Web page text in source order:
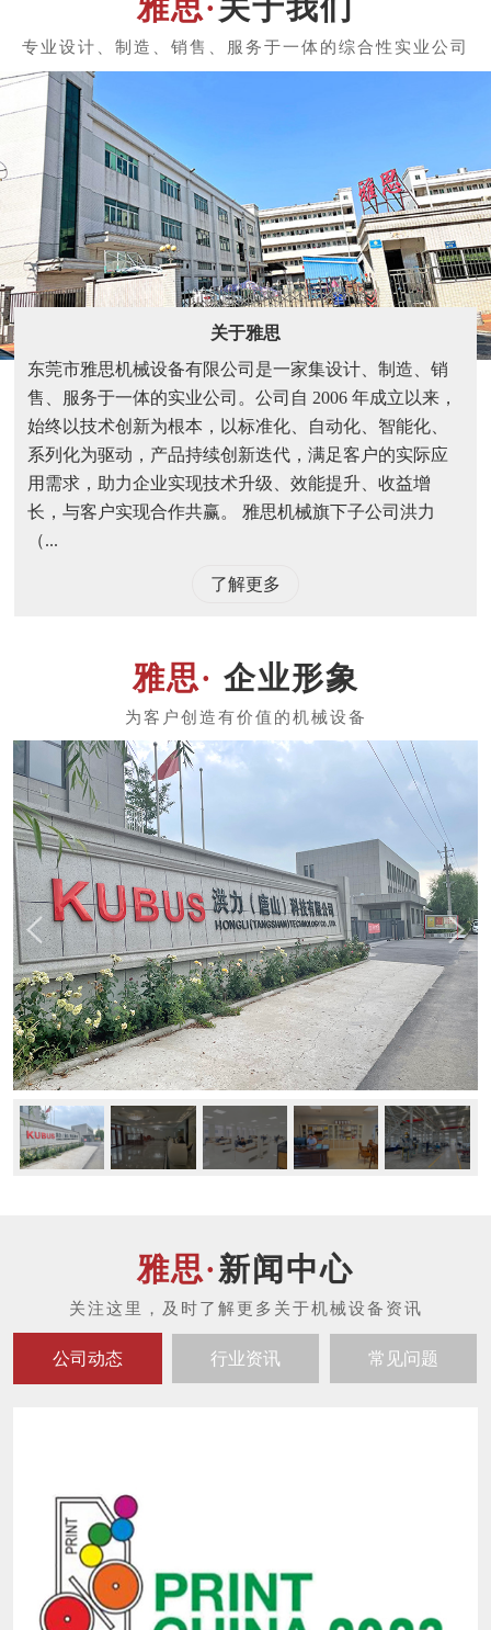
关于我们
关于雅思
东莞市雅思机械设备有限公司是一家集设计、制造、销
售、服务于一体的实业公司。公司自 2006 年成立以来，
始终以技术创新为根本，以标准化、自动化、智能化、
系列化为驱动，产品持续创新迭代，满足客户的实际应
用需求，助力企业实现技术升级、效能提升、收益增
长，与客户实现合作共赢。 雅思机械旗下子公司洪力
（...
了解更多
企业形象
新闻中心
公司动态 行业资讯 常见问题